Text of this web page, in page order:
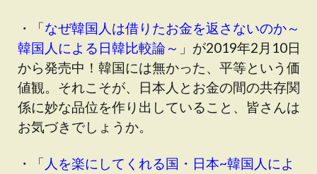
・「なぜ韓国人は借りたお金を返さないのか～
韓国人による日韓比較論～ 」が2019年2月10日
から発売中！韓国には無かった、平等という価
値観。それこそが、日本人とお金の間の共存関
係に妙な品位を作り出していること、皆さんは
お気づきでしょうか。
・「 人を楽にしてくれる国・日本~韓国人によ